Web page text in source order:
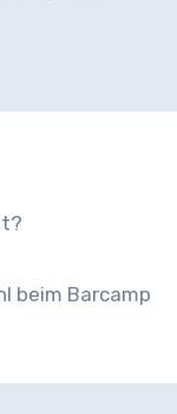
beim Barcamp